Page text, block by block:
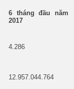
6 tháng đầu năm
2017
4.286
12.957.044.764